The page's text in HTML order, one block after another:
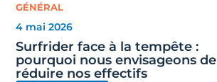
GÉNÉRAL
4 mai 2026
Surfrider face à la tempête :
pourquoi nous envisageons de
réduire nos effectifs